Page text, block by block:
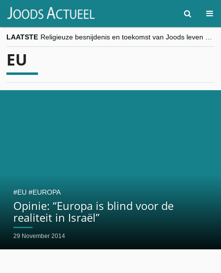
LAATSTE
“Besnijdenisdebat toont hoe moeilijk seculiere Westen minderheden begrijpt”, Jinnih Beels (Vooruit)
EU
Opinie: “Europa is blind voor de
realiteit in Israël”
29 November 2014
EU EUROPA